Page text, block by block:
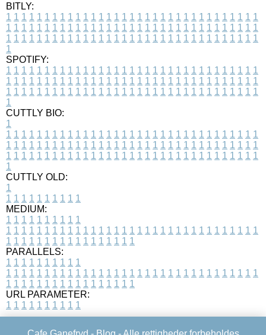
BITLY:
1 1 1 1 1 1 1 1 1 1 1 1 1 1 1 1 1 1 1 1 1 1 1 1 1 1 1 1 1 1 1 1 1
1 1 1 1 1 1 1 1 1 1 1 1 1 1 1 1 1 1 1 1 1 1 1 1 1 1 1 1 1 1 1 1 1
1 1 1 1 1 1 1 1 1 1 1 1 1 1 1 1 1 1 1 1 1 1 1 1 1 1 1 1 1 1 1 1 1
1
SPOTIFY:
1 1 1 1 1 1 1 1 1 1 1 1 1 1 1 1 1 1 1 1 1 1 1 1 1 1 1 1 1 1 1 1 1
1 1 1 1 1 1 1 1 1 1 1 1 1 1 1 1 1 1 1 1 1 1 1 1 1 1 1 1 1 1 1 1 1
1 1 1 1 1 1 1 1 1 1 1 1 1 1 1 1 1 1 1 1 1 1 1 1 1 1 1 1 1 1 1 1 1
1
CUTTLY BIO:
1
1 1 1 1 1 1 1 1 1 1 1 1 1 1 1 1 1 1 1 1 1 1 1 1 1 1 1 1 1 1 1 1 1
1 1 1 1 1 1 1 1 1 1 1 1 1 1 1 1 1 1 1 1 1 1 1 1 1 1 1 1 1 1 1 1 1
1 1 1 1 1 1 1 1 1 1 1 1 1 1 1 1 1 1 1 1 1 1 1 1 1 1 1 1 1 1 1 1 1
1
CUTTLY OLD:
1
1 1 1 1 1 1 1 1 1 1
MEDIUM:
1 1 1 1 1 1 1 1 1 1
1 1 1 1 1 1 1 1 1 1 1 1 1 1 1 1 1 1 1 1 1 1 1 1 1 1 1 1 1 1 1 1 1
1 1 1 1 1 1 1 1 1 1 1 1 1 1 1 1 1
PARALLELS:
1 1 1 1 1 1 1 1 1 1
1 1 1 1 1 1 1 1 1 1 1 1 1 1 1 1 1 1 1 1 1 1 1 1 1 1 1 1 1 1 1 1 1
1 1 1 1 1 1 1 1 1 1 1 1 1 1 1 1 1
URL PARAMETER:
1 1 1 1 1 1 1 1 1 1